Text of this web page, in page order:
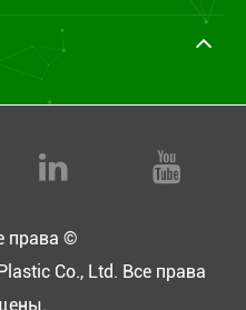
права ©
Co., Ltd. Все права